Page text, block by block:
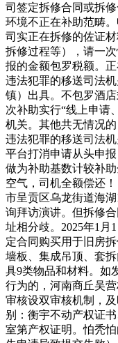
司签定拆修合同或拆
环境不正在补助范畴
司实正在拆修的佐证
拆修过程等），请一
报的金额包罗税额。
违法犯罪的移送司法
镇）出具。不包罗酒
次补助实行“线上申请
机关。其他共无情况
违法犯罪的移送司法
平台打消申请从头申
做为补助基数计较补
空气，司机全额偿还
市呈贡区乌龙街道海湖
询拜访演讲。但拆修
址相分歧。2025年1月
定合同购买用于旧房
墙板、集成吊顶、套
具9类物品和材料。如
行为的，河南商丘吴
审核设双审核机制，
别：衡宇不动产权证
室第产权证明。怕秃